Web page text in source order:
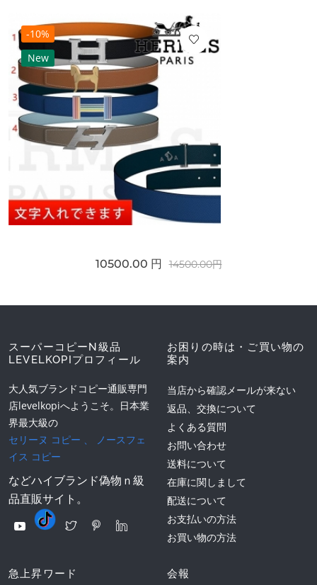
-10%
New
10500.00 円 14500.00円
スーパーコピーN級品
LEVELKOPIプロフィール
大人気ブランドコピー通販専門
店levelkopiへようこそ。日本業
界最大級の
セリーヌ コピー 、
ノースフェ
イス コピー
などハイブランド偽物ｎ級
品直販サイト。
お困りの時は・ご買い物の
案内
当店から確認メールが来ない
返品、交換について
よくある質問
お問い合わせ
送料について
在庫に関しまして
配送について
お支払いの方法
お買い物の方法
急上昇ワード 会報